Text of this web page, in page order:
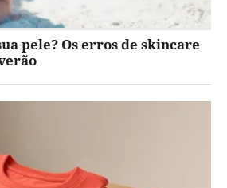
pele? Os erros de skincare